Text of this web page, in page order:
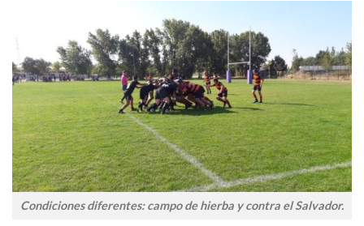
Condiciones diferentes: campo de hierba y contra el Salvador.